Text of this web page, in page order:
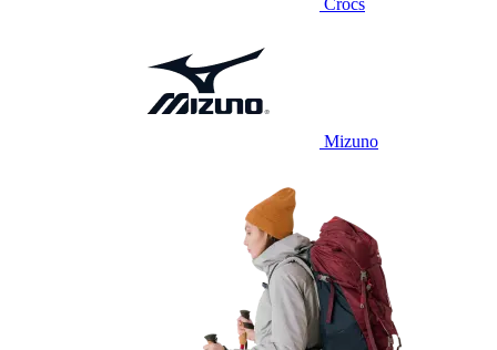
Crocs
Mizuno